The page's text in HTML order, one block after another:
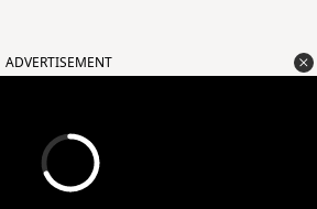
ADVERTISEMENT